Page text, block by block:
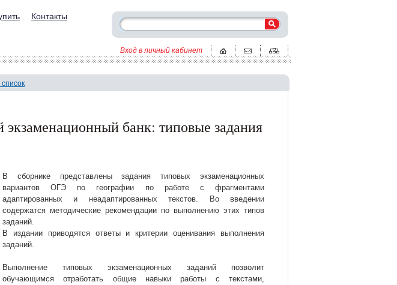
Контакты
Вход в личный кабинет
банк: типовые задания
В сборнике представлены задания типовых экзаменационных
вариантов ОГЭ по географии по работе с фрагментами
адаптированных и неадаптированных текстов. Во введении
содержатся методические рекомендации по выполнению этих типов
заданий.
В издании приводятся ответы и критерии оценивания выполнения
заданий.
Выполнение типовых экзаменационных заданий позволит
обучающимся отработать общие навыки работы с текстами,